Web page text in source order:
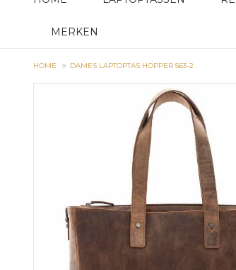
MERKEN
HOME DAMES LAPTOPTAS HOPPER 563-2